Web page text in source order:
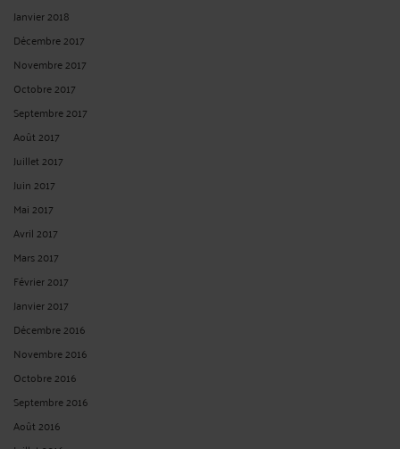
Janvier 2018
Décembre 2017
Novembre 2017
Octobre 2017
Septembre 2017
Août 2017
Juillet 2017
Juin 2017
Mai 2017
Avril 2017
Mars 2017
Février 2017
Janvier 2017
Décembre 2016
Novembre 2016
Octobre 2016
Septembre 2016
Août 2016